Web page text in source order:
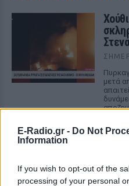
E-Radio.gr - Do Not
Information
If you wish to opt-out of the
processing of your personal
μετά